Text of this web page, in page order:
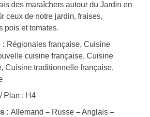
des maraîchers autour du Jardin en
ceux de notre jardin, fraises,
pois et tomates.
: Régionales française, Cuisine
cuisine française, Cuisine
Cuisine traditionnelle française,
Plan : H4
: Allemand – Russe –Anglais –